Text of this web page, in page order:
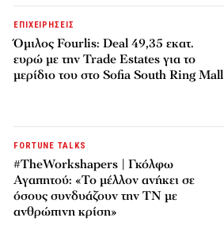
ΕΠΙΧΕΙΡΗΣΕΙΣ
Όμιλος Fourlis: Deal 49,35 εκατ.
ευρώ με την Trade Estates για το
μερίδιο του στο Sofia South Ring Mall
FORTUNE TALKS
#TheWorkshapers | Γκόλφω
Αγαπητού: «Το μέλλον ανήκει σε
όσους συνδυάζουν την ΤΝ με
ανθρώπινη κρίση»